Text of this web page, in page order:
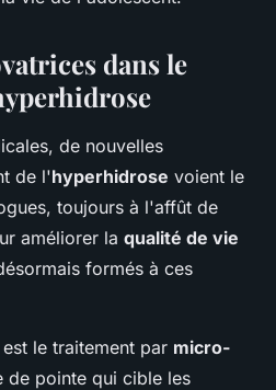
dans le
de nouvelles
de l'hyperhidrose voient le
toujours à l'affût de
améliorer la qualité de vie
formés à ces
le traitement par micro-
de pointe qui cible les